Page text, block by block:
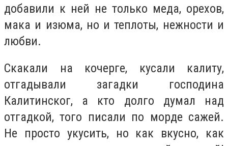
добавили к ней не только меда, орехов,
мака и изюма, но и теплоты, нежности и
любви.
Скакали на кочерге, кусали калиту,
отгадывали загадки господина
Калитинског, а кто долго думал над
отгадкой, того писали по морде сажей.
Не просто укусить, но как вкусно, как